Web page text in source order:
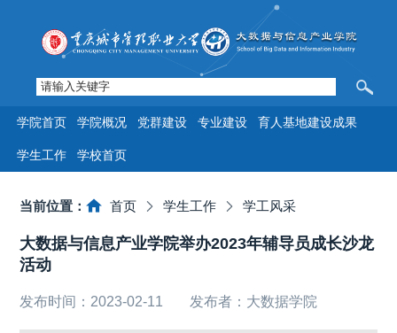
学院首页 学院概况 党群建设 专业建设 育人基地建设成果
学生工作 学校首页
当前位置： 首页 学生工作 学工风采
大数据与信息产业学院举办2023年辅导员成长沙龙
活动
发布时间：2023-02-11 发布者：大数据学院